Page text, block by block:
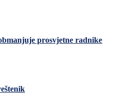
prosvjetne radnike